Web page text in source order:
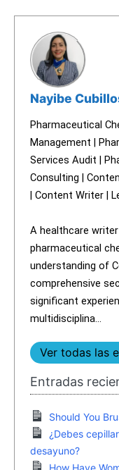
Nayibe
Pharmaceutical
Management |
Services Audit |
Consulting |
| Content Writer |
A healthcare
pharmaceutical
understanding of
comprehensive
significant
multidisciplina...
Ver todas las
Entradas
Should You
¿Debes
desayuno?
How Have